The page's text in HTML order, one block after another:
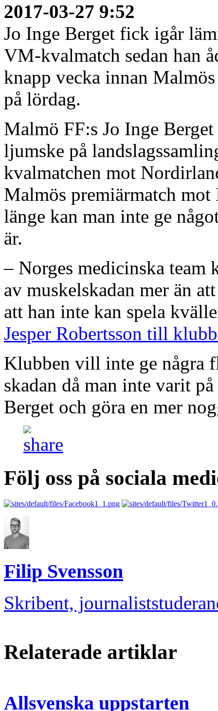
2017-03-27 9:52
Jo Inge Berget fick igår
VM-kvalmatch sedan han
knapp vecka innan
på lördag.
Malmö FF:s Jo Inge
ljumske på
kvalmatchen mot
Malmös premiärmatch
länge kan man inte ge
är.
– Norges medicinska team
av muskelskadan mer än
att han inte kan spela
Jesper Robertsson till
Klubben vill inte ge några
skadan då man inte varit
Berget och göra en mer
Följ oss på sociala
Filip Svensson
Skribent,
Relaterade artiklar
Allsvenska uppstarten